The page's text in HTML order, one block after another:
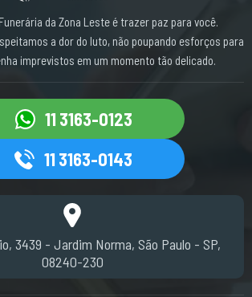
da Zona Leste é trazer paz para você.
a dor do luto, não poupando esforços para
imprevistos em um momento tão delicado.
11 3163-0123
11 3163-0143
3439 - Jardim Norma, São Paulo - SP,
08240-230